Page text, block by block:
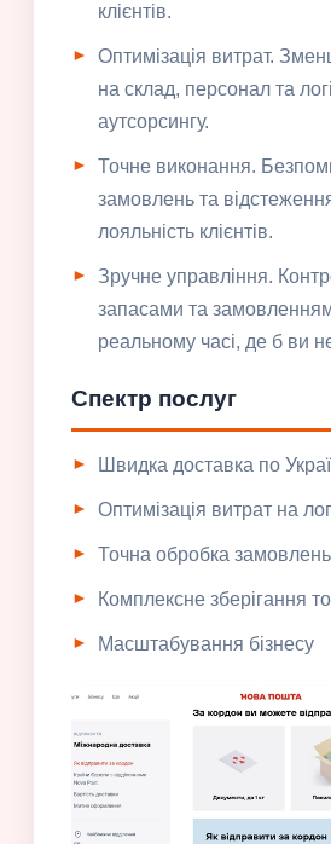
клієнтів.
Оптимізація витрат.
на склад, персонал та
аутсорсингу.
Точне виконання.
замовлень та
лояльність клієнтів.
Зручне управління.
запасами та
реальному часі, де б ви
Спектр послуг
Швидка доставка по
Оптимізація витрат на
Точна обробка замовлень
Комплексне зберігання
Масштабування бізнесу